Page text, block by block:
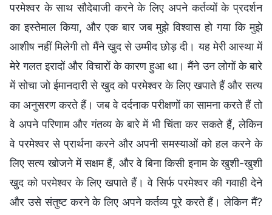
परमेश्वर के साथ सौदेबाजी करने के लिए अपने कर्तव्यों के प्रदर्शन
का इस्तेमाल किया, और एक बार जब मुझे विश्वास हो गया कि मुझे
आशीष नहीं मिलेगी तो मैंने खुद से उम्मीद छोड़ दी। यह मेरी आस्था में
मेरे गलत इरादों और विचारों के कारण हुआ था। मैंने उन लोगों के बारे
में सोचा जो ईमानदारी से खुद को परमेश्वर के लिए खपाते हैं और सत्य
का अनुसरण करते हैं। जब वे दर्दनाक परीक्षणों का सामना करते हैं तो
वे अपने परिणाम और गंतव्य के बारे में भी चिंता कर सकते हैं, लेकिन
वे परमेश्वर से प्रार्थना करने और अपनी समस्याओं को हल करने के
लिए सत्य खोजने में सक्षम हैं, और वे बिना किसी इनाम के खुशी-खुशी
खुद को परमेश्वर के लिए खपाते हैं। वे सिर्फ परमेश्वर की गवाही देने
और उसे संतुष्ट करने के लिए अपने कर्तव्य पूरे करते हैं। लेकिन मैं?